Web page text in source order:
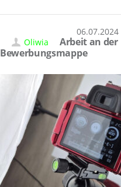
06.07.2024
Oliwia
Arbeit an der
Bewerbungsmappe